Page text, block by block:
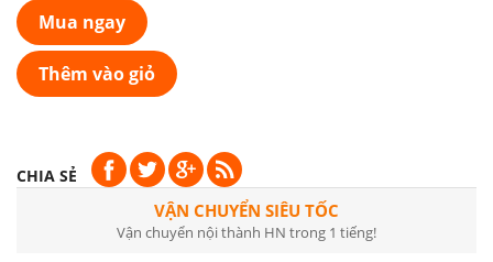
Mua ngay
Thêm vào giỏ
CHIA SẺ
VẬN CHUYỂN SIÊU TỐC
Vận chuyển nội thành HN trong 1 tiếng!